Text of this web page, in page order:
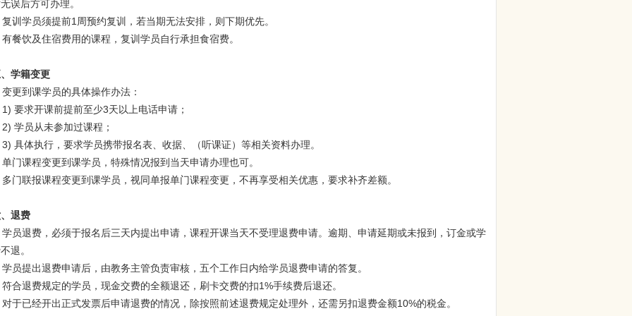
误后方可办理。
复训学员须提前1周预约复训，若当期无法安排，则下期优先。
有餐饮及住宿费用的课程，复训学员自行承担食宿费。
学籍变更
变更到课学员的具体操作办法：
要求开课前提前至少3天以上电话申请；
学员从未参加过课程；
具体执行，要求学员携带报名表、收据、（听课证）等相关资料办理。
单门课程变更到课学员，特殊情况报到当天申请办理也可。
多门联报课程变更到课学员，视同单报单门课程变更，不再享受相关优惠，要求补齐差额。
退费
学员退费，必须于报名后三天内提出申请，课程开课当天不受理退费申请。逾期、申请延期或未报到，订金或学
退。
学员提出退费申请后，由教务主管负责审核，五个工作日内给学员退费申请的答复。
符合退费规定的学员，现金交费的全额退还，刷卡交费的扣1%手续费后退还。
对于已经开出正式发票后申请退费的情况，除按照前述退费规定处理外，还需另扣退费金额10%的税金。